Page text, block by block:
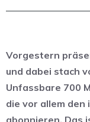
Vorgestern
und dabei stach
Unfassbare 700
die vor allem den
abonnieren. Das